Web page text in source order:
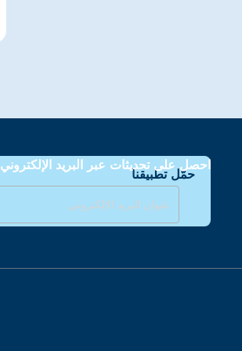
حمّل تطبيقنا
احصل على تحديثات عبر البريد الإلكتروني